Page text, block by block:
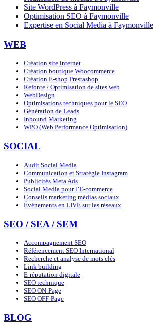
Site WordPress à Faymonville
Optimisation SEO à Faymonville
Expertise en Social Media à Faymonville
WEB
Création site internet
Création boutique Woocommerce
Création E-shop Prestashop
Refonte / Optimisation de sites web
WebDesign
Optimisations techniques pour le SEO
Génération de Leads
Inbound Marketing
WPO (Web Performance Optimisation)
SOCIAL
Audit Social Media
Communication et Stratégie Instagram
Publicités Meta Ads
Social Media pour l’E-commerce
Conseils marketing médias sociaux
Événements en LIVE sur les réseaux
SEO / SEA / SEM
Accompagnement SEO
Référencement SEO International
Recherche et analyse de mots clés
Link building
E-réputation digitale
SEO technique
SEO ON-Page
SEO OFF-Page
BLOG